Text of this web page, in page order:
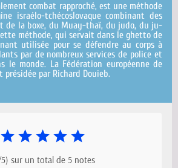
combat rapproché, est une méthode
israélo-tchécoslovaque combinant des
de la boxe, du Muay-thaï, du judo, du ju-
méthode, qui servait dans le ghetto de
utilisée pour se défendre au corps à
par de nombreux services de police et
le monde. La Fédération européenne de
présidée par Richard Douieb.
sur un total de 5 notes